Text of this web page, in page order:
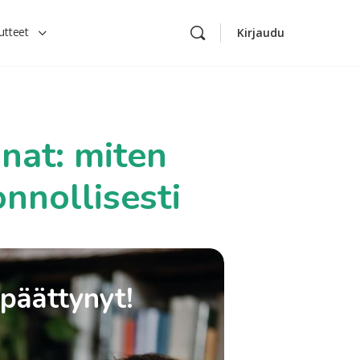
Kirjaudu
miten